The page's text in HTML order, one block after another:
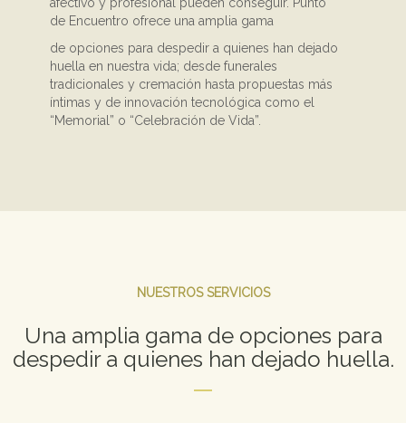
de Encuentro ofrece una amplia gama
de opciones para despedir a quienes han dejado
huella en nuestra vida; desde funerales
tradicionales y cremación hasta propuestas más
íntimas y de innovación tecnológica como el
“Memorial” o “Celebración de Vida”.
NUESTROS SERVICIOS
Una amplia gama de opciones para
despedir a quienes han dejado huella.